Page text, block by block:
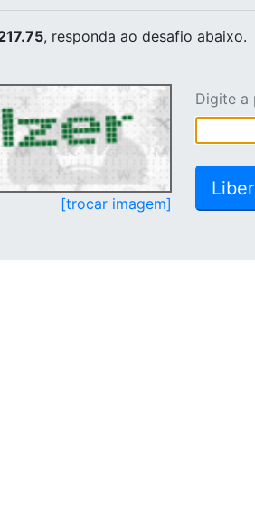
, responda ao desafio abaixo.
[trocar imagem]
Digite a